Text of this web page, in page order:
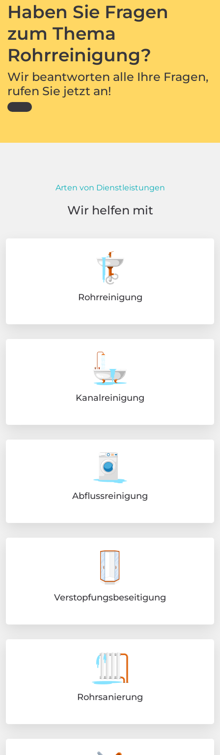
Haben Sie Fragen
zum Thema
Rohrreinigung?
Wir beantworten alle Ihre Fragen,
rufen Sie jetzt an!
Arten von Dienstleistungen
Wir helfen mit
Rohrreinigung
Kanalreinigung
Abflussreinigung
Verstopfungsbeseitigung
Rohrsanierung